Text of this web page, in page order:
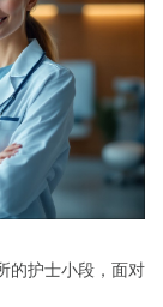
的护士小段，面对